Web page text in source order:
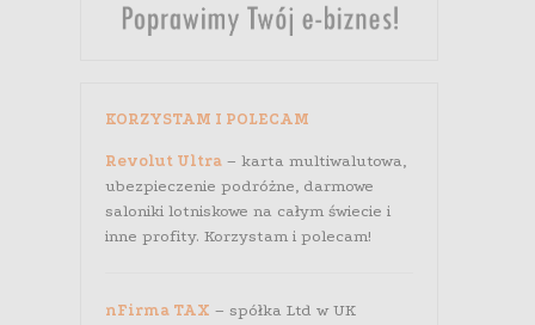
KORZYSTAM I POLECAM
Revolut Ultra– karta multiwalutowa,
ubezpieczenie podróżne, darmowe
saloniki lotniskowe na całym świecie i
inne profity. Korzystam i polecam!
nFirma TAX – spółka Ltd w UK